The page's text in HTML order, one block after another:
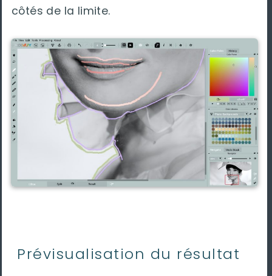
côtés de la limite.
Prévisualisation du résultat